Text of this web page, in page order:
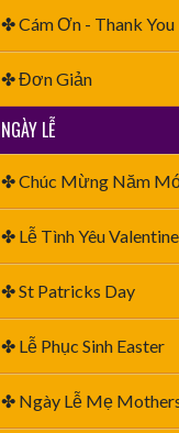
✤ Cám Ơn - Thank You
✤ Đơn Giản
NGÀY LỄ
✤ Chúc Mừng Năm
✤ Lễ Tình Yêu
✤ St Patricks Day
✤ Lễ Phục Sinh Easter
✤ Ngày Lễ Mẹ